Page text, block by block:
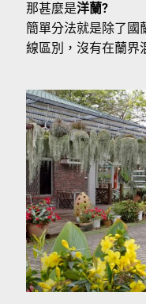
那甚麼是洋蘭?
簡單分法就是除了國
線區別，沒有在蘭界